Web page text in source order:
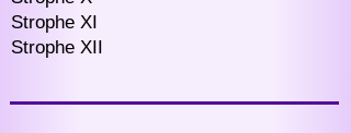
Strophe XI
Strophe XII